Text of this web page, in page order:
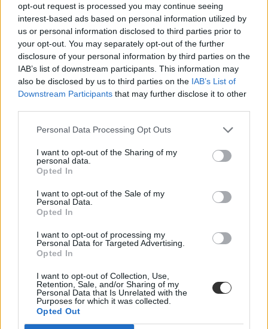
opt-out request is processed you may continue seeing
interest-based ads based on personal information utilized by
us or personal information disclosed to third parties prior to
your opt-out. You may separately opt-out of the further
disclosure of your personal information by third parties on the
IAB’s list of downstream participants. This information may
also be disclosed by us to third parties on the IAB’s List of
Downstream Participants that may further disclose it to other
Personal Data Processing Opt Outs
I want to opt-out of the Sharing of my
personal data.
Opted In
I want to opt-out of the Sale of my
Personal Data.
Opted In
I want to opt-out of processing my
Personal Data for Targeted Advertising.
Opted In
I want to opt-out of Collection, Use,
Retention, Sale, and/or Sharing of my
Personal Data that Is Unrelated with the
Purposes for which it was collected.
Opted Out
Nem csak az élelmiszerek drágák, hanem a tanszerek
is - akár 50 ezer forintba is kerülhet a tanévkezdés
Bár még egy hónap van hátra az iskolakezdésig, nem érdemes
halogatni a gyerekek szükséges felszerelésének beszerzését. Sokat
drágultak a tanszerek az elmúlt évekhez képest, de vannak hasznos
spórolási tippek is a szülők számára.
Közoktatás
Nehezebb a táska, mint maga a gyerek: útmutató a
megfelelő iskolatáska kiválasztásához
Minden tanévkezdés előtt a nyár végi programok közé tartoznak a
tanszerek beszerzésére szánt körutak, amik, mint mind tudjuk, sosem
egyszerűek. A kínálat szinte végtelen, ahogy az árak is, de az sem
mindegy, hogy az iskolába készülő nebuló éppen milyen színű és
mintájú tanszereket szeretne magának. Az biztos, hogy fel van adva
a lecke a szülők számára.
Campus life
Gál Luca